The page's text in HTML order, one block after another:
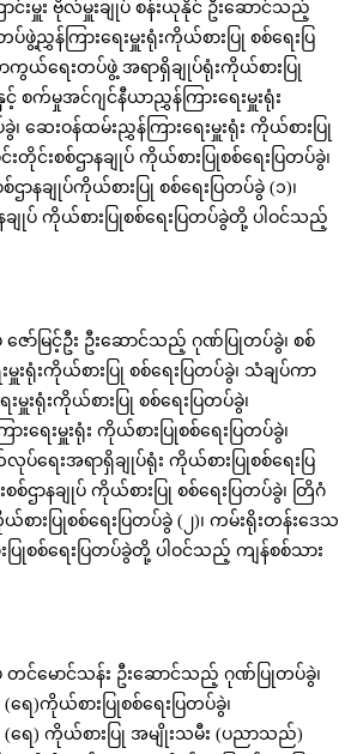
ာင်းမှူး ဗိုလ်မှူးချုပ် စန်းယုနိုင် ဦးဆောင်သည့်
ညွှန်ကြားရေးမှူးရုံးကိုယ်စားပြု စစ်ရေးပြ
ကွယ်ရေးတပ်ဖွဲ့ အရာရှိချုပ်ရုံးကိုယ်စားပြု
င့် စက်မှုအင်ဂျင်နီယာညွှန်ကြားရေးမှူးရုံး
၊ ဆေးဝန်ထမ်းညွှန်ကြားရေးမှူးရုံး ကိုယ်စားပြု
းတိုင်းစစ်ဌာနချုပ် ကိုယ်စားပြုစစ်ရေးပြတပ်ခွဲ၊
နချုပ်ကိုယ်စားပြု စစ်ရေးပြတပ်ခွဲ (၁)၊
ျုပ် ကိုယ်စားပြုစစ်ရေးပြတပ်ခွဲတို့ ပါဝင်သည့်
ဇော်မြင့်ဦး ဦးဆောင်သည့် ဂုဏ်ပြုတပ်ခွဲ၊ စစ်
းရုံးကိုယ်စားပြု စစ်ရေးပြတပ်ခွဲ၊ သံချပ်ကာ
မှူးရုံးကိုယ်စားပြု စစ်ရေးပြတပ်ခွဲ၊
ရေးမှူးရုံး ကိုယ်စားပြုစစ်ရေးပြတပ်ခွဲ၊
ရေးအရာရှိချုပ်ရုံး ကိုယ်စားပြုစစ်ရေးပြ
ဌာနချုပ် ကိုယ်စားပြု စစ်ရေးပြတပ်ခွဲ၊ တြိဂံ
ားပြုစစ်ရေးပြတပ်ခွဲ (၂)၊ ကမ်းရိုးတန်းဒေသ
ပြုစစ်ရေးပြတပ်ခွဲတို့ ပါဝင်သည့် ကျန်စစ်သား
ပ် တင်မောင်သန်း ဦးဆောင်သည့် ဂုဏ်ပြုတပ်ခွဲ၊
ရေ)ကိုယ်စားပြုစစ်ရေးပြတပ်ခွဲ၊
(ရေ) ကိုယ်စားပြု အမျိုးသမီး (ပညာသည်)